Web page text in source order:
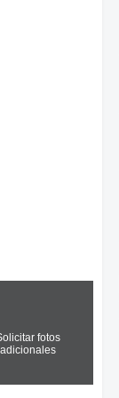
fotos
adicionales